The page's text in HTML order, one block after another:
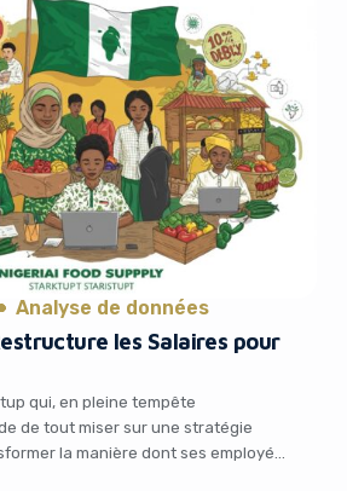
Analyse de données
les Salaires pour
qui, en pleine tempête
de tout miser sur une stratégie
la manière dont ses employés